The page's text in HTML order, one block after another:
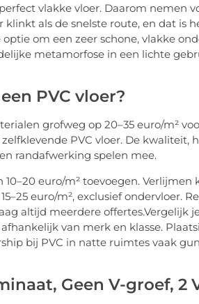
vlakke vloer. Daarom nemen
als de snelste route, en dat is
om een zeer schone, vlakke
metamorfose in een lichte
PVC vloer?
grofweg op 20–35 euro/m²
PVC vloer. De
randafwerking spelen mee.
euro/m² toevoegen. Verlijmen
euro/m², exclusief ondervloer.
altijd meerdere offertes.Vergelijk
van merk en klasse.
bij PVC in natte ruimtes vaak
Geen V-groef, 2